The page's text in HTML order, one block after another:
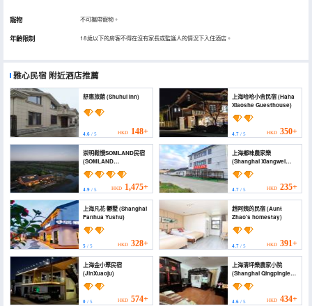
寵物 不可攜帶寵物。
年齡限制 18歲以下的房客不得在沒有家長或監護人的情況下入住酒店。
雅心民宿 附近酒店推薦
舒惠旅館 (Shuhui Inn)
4.6 / 5 HKD 148+
上海哈哈小舍民宿 (Haha
Xiaoshe Guesthouse)
4.7/ 5 HKD 350+
崇明鬆慢SOMLAND民宿
(SOMLAND
CHONGMING)
4.9 / 5 HKD 1,475+
上海鄉味農家樂
(Shanghai Xiangwei
Farmhouse)
4.7/ 5 HKD 235+
上海凡花·鬱墅 (Shanghai
Fanhua Yushu)
5 / 5 HKD 328+
趙阿姨的民宿 (Aunt
Zhao's homestay)
4.7/ 5 HKD 391+
上海金小聚民宿
(JinXuaoju)
0 / 5 HKD 574+
上海清坪樂農家小院
(Shanghai Qingpingle
Farmhouse Xiaoyuan)
4.6/ 5 HKD 434+